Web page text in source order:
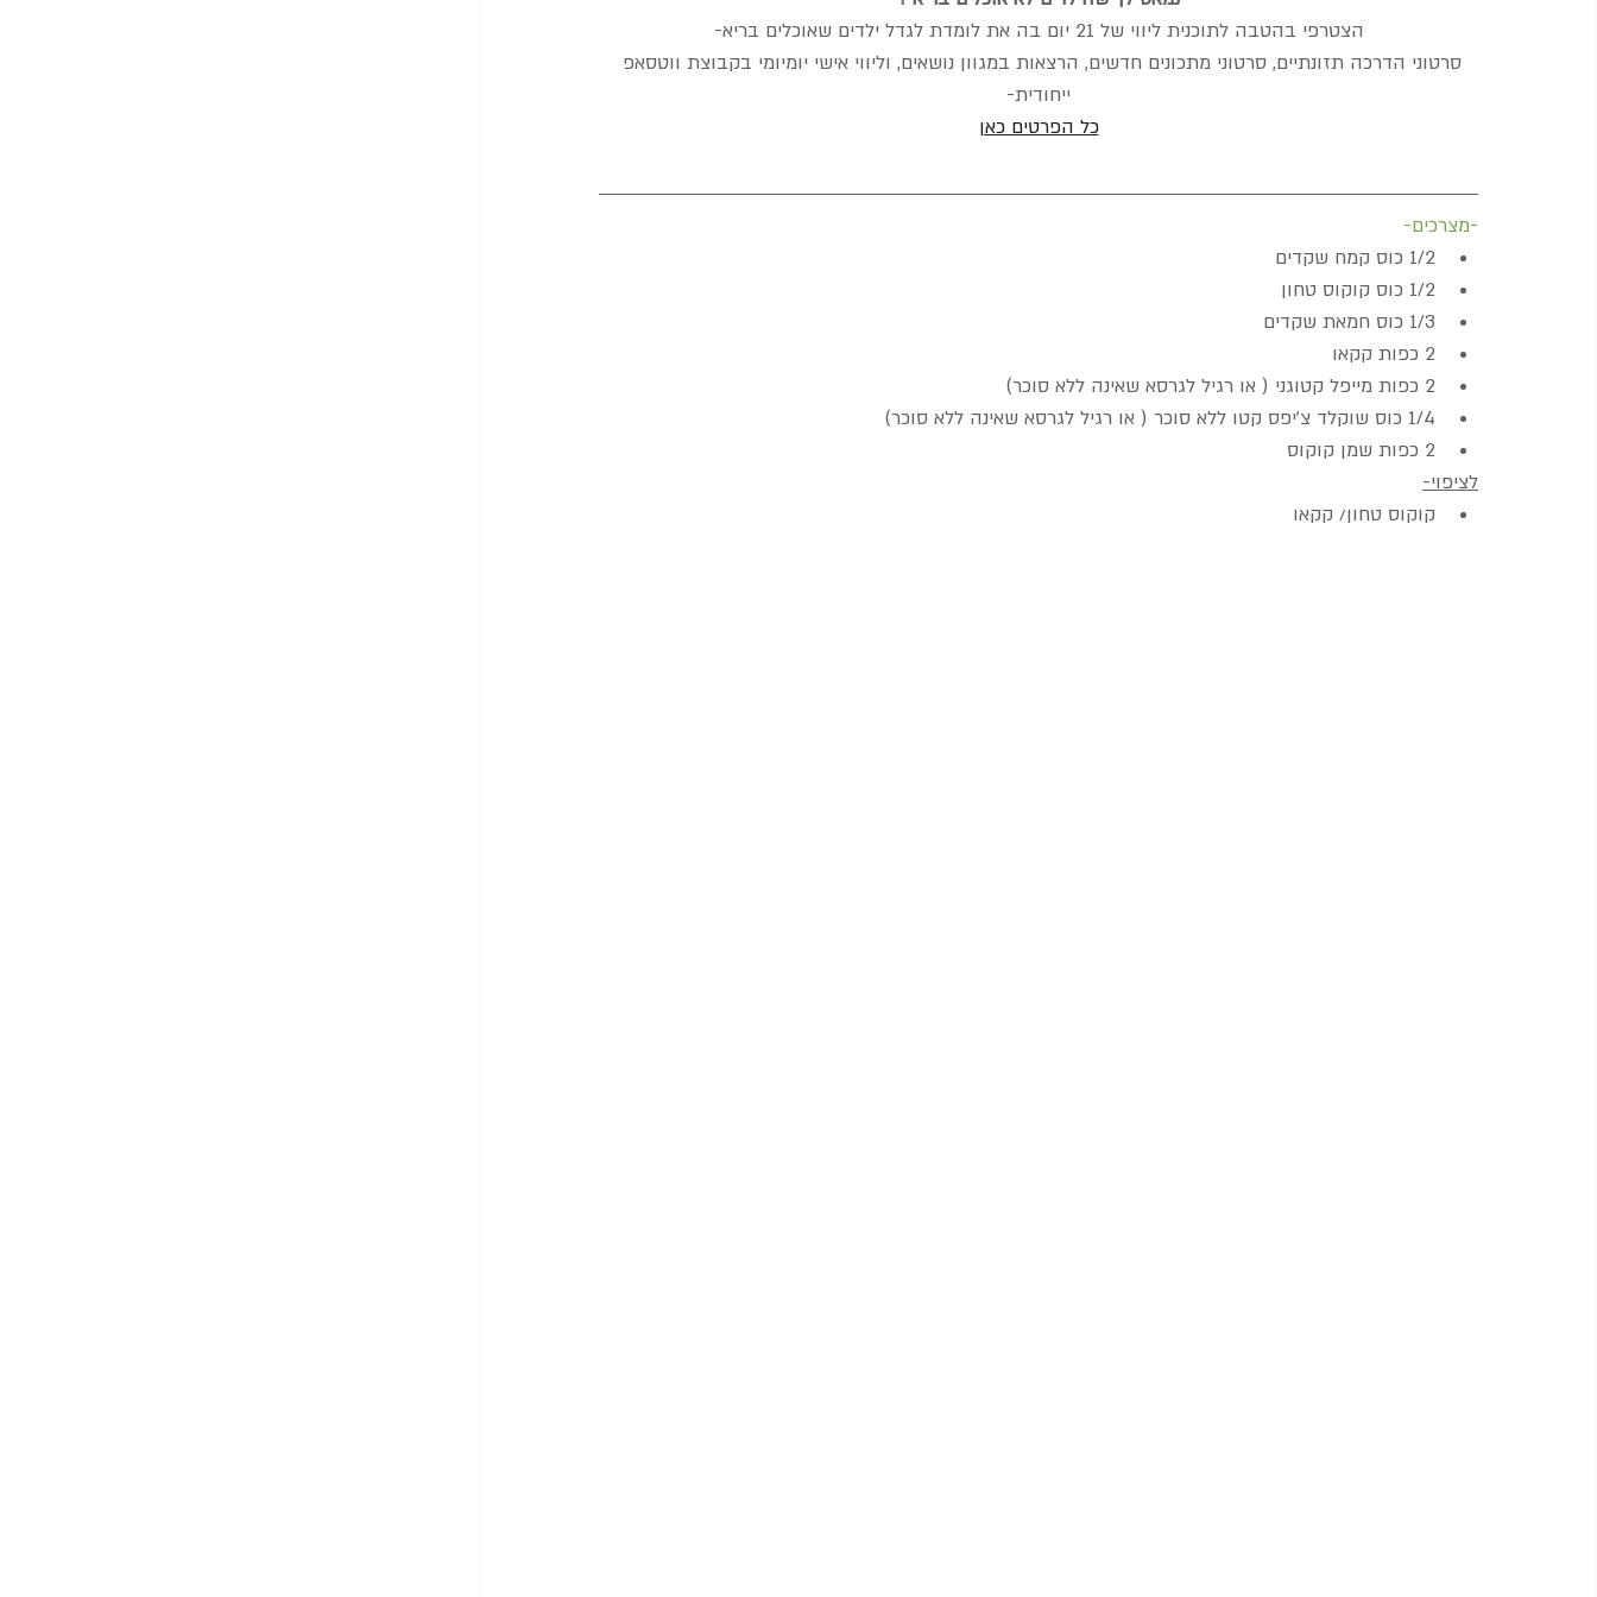
הצטרפי בהטבה לתוכנית ליווי של 21 יום בה את לומדת לגדל ילדים שאוכלים בריא-
סרטוני הדרכה תזונתיים, סרטוני מתכונים חדשים, הרצאות במגוון נושאים, וליווי אישי יומיומי בקבוצת ווטסאפ
ייחודית-
כל הפרטים כאן
-מצרכים-
1/2 כוס קמח שקדים
1/2 כוס קוקוס טחון
1/3 כוס חמאת שקדים
2 כפות קקאו
2 כפות מייפל קטוגני ( או רגיל לגרסא שאינה ללא סוכר)
1/4 כוס שוקלד צ'יפס קטו ללא סוכר ( או רגיל לגרסא שאינה ללא סוכר)
2 כפות שמן קוקוס
לציפוי-
קוקוס טחון/ קקאו